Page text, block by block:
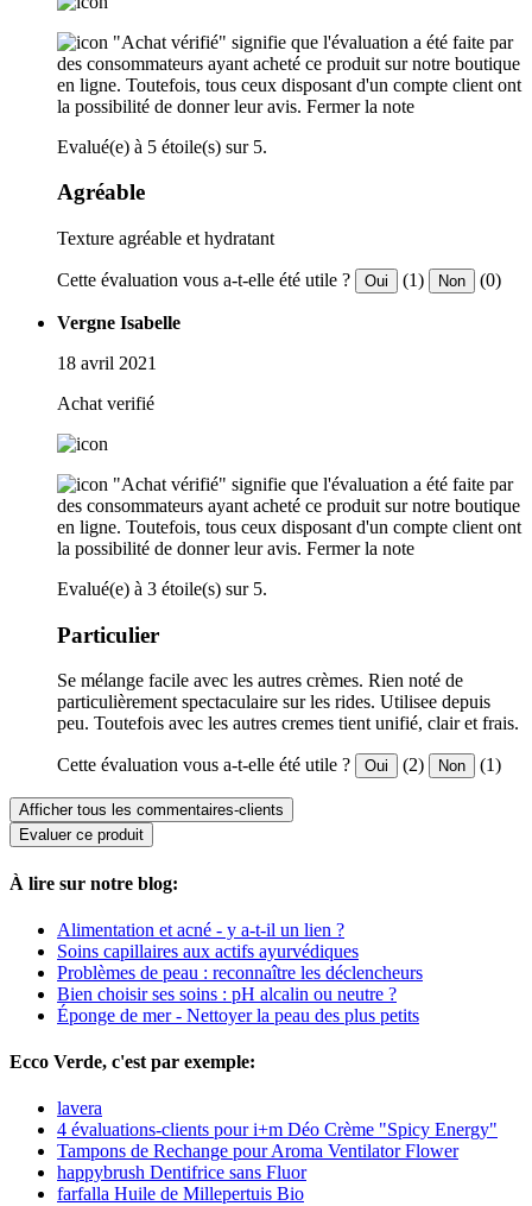
"Achat vérifié" signifie que l'évaluation a été faite par
des consommateurs ayant acheté ce produit sur notre boutique
en ligne. Toutefois, tous ceux disposant d'un compte client ont
la possibilité de donner leur avis. Fermer la note
Evalué(e) à 5 étoile(s) sur 5.
Agréable
Texture agréable et hydratant
Cette évaluation vous a-t-elle été utile ? Oui (1) Non (0)
Vergne Isabelle
18 avril 2021
Achat verifié
"Achat vérifié" signifie que l'évaluation a été faite par
des consommateurs ayant acheté ce produit sur notre boutique
en ligne. Toutefois, tous ceux disposant d'un compte client ont
la possibilité de donner leur avis. Fermer la note
Evalué(e) à 3 étoile(s) sur 5.
Particulier
Se mélange facile avec les autres crèmes. Rien noté de
particulièrement spectaculaire sur les rides. Utilisee depuis
peu. Toutefois avec les autres cremes tient unifié, clair et frais.
Cette évaluation vous a-t-elle été utile ? Oui (2) Non (1)
Afficher tous les commentaires-clients
Evaluer ce produit
À lire sur notre blog:
Alimentation et acné - y a-t-il un lien ?
Soins capillaires aux actifs ayurvédiques
Problèmes de peau : reconnaître les déclencheurs
Bien choisir ses soins : pH alcalin ou neutre ?
Éponge de mer - Nettoyer la peau des plus petits
Ecco Verde, c'est par exemple:
lavera
4 évaluations-clients pour i+m Déo Crème "Spicy Energy"
Tampons de Rechange pour Aroma Ventilator Flower
happybrush Dentifrice sans Fluor
farfalla Huile de Millepertuis Bio